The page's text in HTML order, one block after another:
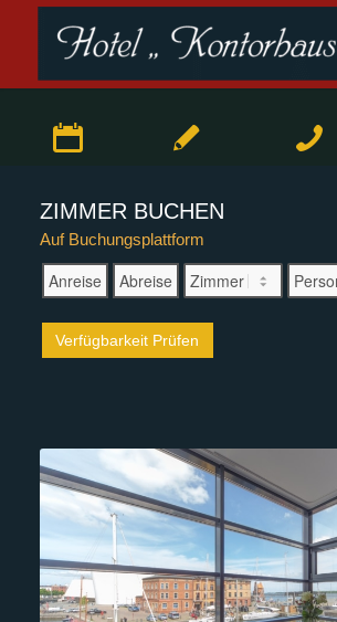
ZIMMER BUCHEN
Auf Buchungsplattform
Verfügbarkeit Prüfen